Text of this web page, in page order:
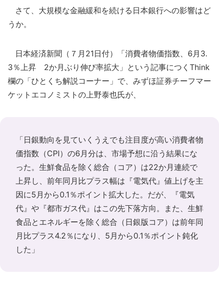
さて、大規模な金融緩和を続ける日本銀行への影響はど
うか。
日本経済新聞（７月21日付）「消費者物価指数、6月3.
3％上昇 2か月ぶり伸び率拡大」という記事につくThink
欄の「ひとくち解説コーナー」で、みずほ証券チーフマー
ケットエコノミストの上野泰也氏が、
「日銀動向を見ていくうえでも注目度が高い消費者物
価指数（CPI）の6月分は、市場予想に沿う結果にな
った。生鮮食品を除く総合（コア）は22か月連続で
上昇し、前年同月比プラス幅は『電気代』値上げを主
因に5月から0.1％ポイント拡大した。だが、『電気
代』や『都市ガス代』はこの先下落方向。また、生鮮
食品とエネルギーを除く総合（日銀版コア）は前年同
月比プラス4.2％になり、5月から0.1％ポイント鈍化
した」